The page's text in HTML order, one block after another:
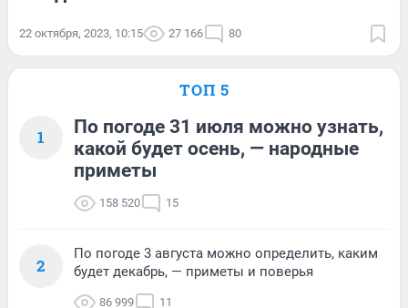
22 октября, 2023, 10:15 27 166 80
ТОП 5
1
По погоде 31 июля можно узнать,
какой будет осень, — народные
приметы
158 520 15
2
По погоде 3 августа можно определить, каким
будет декабрь, — приметы и поверья
86 999 11